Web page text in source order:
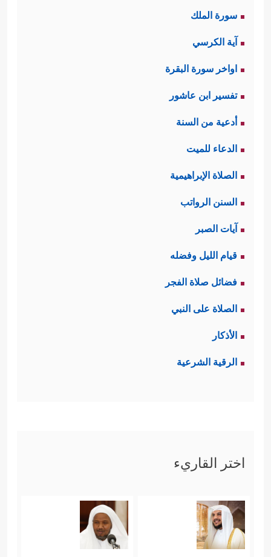
سورة الملك
آية الكرسي
اواخر سورة البقرة
تفسير ابن عاشور
أدعية من السنة
الدعاء للميت
الصلاة الإبراهيمية
السنن الرواتب
آيات الصبر
قيام الليل وفضله
فضائل صلاة الفجر
الصلاة على النبي
الأذكار
الرقية الشرعية
اختر القاريء